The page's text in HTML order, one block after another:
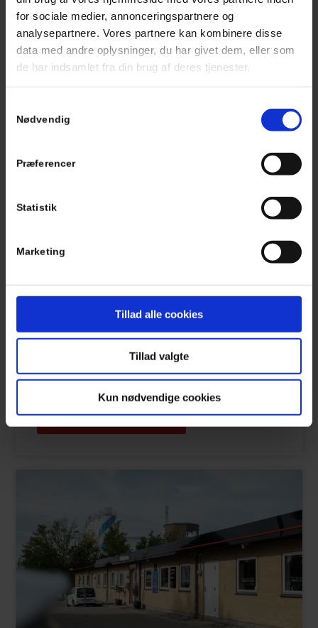
for sociale medier, annonceringspartnere og
analysepartnere. Vores partnere kan kombinere disse
data med andre oplysninger, du har givet dem, eller som
de har indsamlet fra din brug af deres tjenester.
Nødvendig
Præferencer
Statistik
Marketing
Tillad alle cookies
Tillad valgte
Kun nødvendige cookies
DIN BILPARTNER EXPRESS
Hente og bringe
Skift af viskerblade
Vejledning ved køb af ny bil
Lånebil ved serviceeftersyn
Påfyldning af væsker mellem serviceeftersyn
Din Bilpartner Express